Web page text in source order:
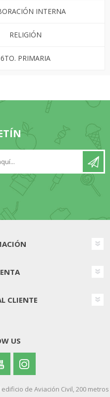
INTERNA
RELIGIÓN
6TO. PRIMARIA
CLIENTE
US
edificio de Aviación Civil, 200 metros